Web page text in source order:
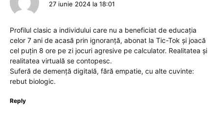
27 iunie 2024 la 18:01
Profilul clasic a individului care nu a beneficiat de educația
celor 7 ani de acasă prin ignoranță, abonat la Tic-Tok și joacă
cel puțin 8 ore pe zi jocuri agresive pe calculator. Realitatea și
realitatea virtuală se contopesc.
Suferă de demență digitală, fără empatie, cu alte cuvinte:
rebut biologic.
Reply